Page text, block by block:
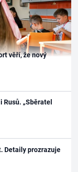
věří, že nový
„Sběratel
Detaily prozrazuje